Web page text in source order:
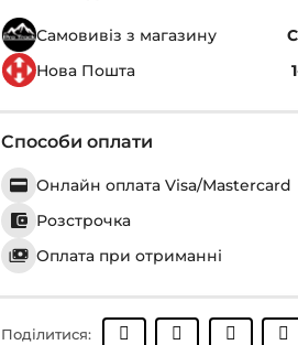
Самовивіз з магазину
Нова Пошта
Способи оплати
Онлайн оплата Visa/Mastercard
Розстрочка
Оплата при отриманні
Поділитися: